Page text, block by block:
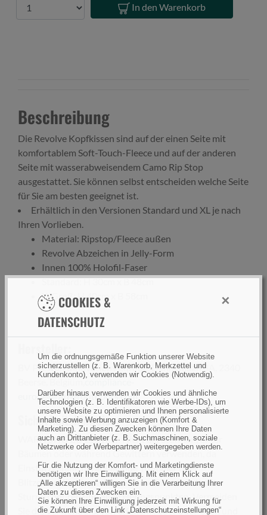
COOKIES &
DATENSCHUTZ
×
Um die ordnungsgemäße Funktion unserer Website
sicherzustellen (z. B. Warenkorb, Merkzettel und
Kundenkonto), verwenden wir Cookies (Notwendig).
Darüber hinaus verwenden wir Cookies und ähnliche
Technologien (z. B. Identifikatoren wie Werbe-IDs), um
unsere Website zu optimieren und Ihnen personalisierte
Inhalte sowie Werbung anzuzeigen (Komfort &
Marketing). Zu diesen Zwecken können Ihre Daten
auch an Drittanbieter (z. B. Suchmaschinen, soziale
Netzwerke oder Werbepartner) weitergegeben werden.
Für die Nutzung der Komfort- und Marketingdienste
benötigen wir Ihre Einwilligung. Mit einem Klick auf
„Alle akzeptieren“ willigen Sie in die Verarbeitung Ihrer
Daten zu diesen Zwecken ein.
Sie können Ihre Einwilligung jederzeit mit Wirkung für
die Zukunft über den Link „Datenschutzeinstellungen“
In den Warenkorb
Beschreibung
Die Revolve Kopfkissen sind auf der einen Seite mit
komfortablem Soft-Touch-Fleece und auf der anderen
Seite mit wasserabweisendem Camo Rip Stop
ausgestattet. Sie können selbst entscheiden welche Seite
für Sie am besten geeignet ist.
Erhältlich in den Versionen Standard und XL je nach
Ihren Vorlieben.
Material: Ripstop/Fleece außen
Revolve Abzeichen in Jelly-Form
Innen 100% Holofil-Faser
Standard: H 30cm x B 48cm
X-Groß: H 40cm x B 58cm
BV Preston Innovations Europe, Dennenlaan 3A, 2340
Beerse, Belgium,compliance-
europe@ratheroutdoors.com
Sicherheitshinweise:
WARNUNG ZU ZELTEN: Nicht bei Stürmen, unter
Bäumen oder während Gewittern verwenden, da
Einsturzgefahr, herabfallende Trümmer oder
Blitzeinschläge bestehen. Sichern Sie das Zelt mit
Sturmschnüren und allen Heringspunkten. Vermeiden
Sie die Verwendung von offenem Feuer oder Öfen und